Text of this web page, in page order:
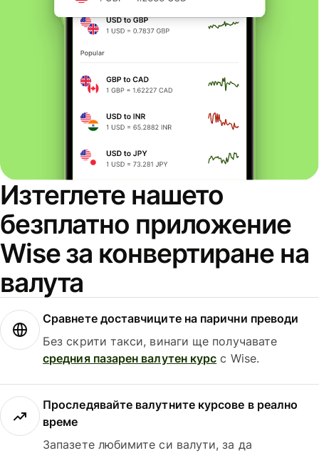
Изтеглете нашето
безплатно приложение
Wise за конвертиране на
валута
Сравнете доставчиците на парични преводи
Без скрити такси, винаги ще получавате
средния пазарен валутен курс с Wise.
Проследявайте валутните курсове в реално
време
Запазете любимите си валути, за да